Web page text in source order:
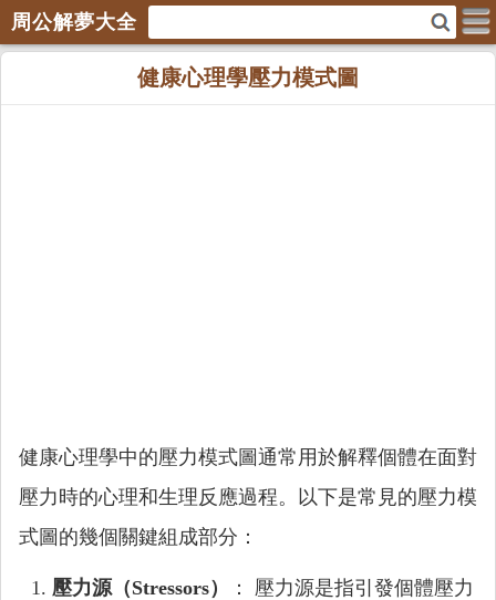
周公解夢大全
健康心理學壓力模式圖
健康心理學中的壓力模式圖通常用於解釋個體在面對
壓力時的心理和生理反應過程。以下是常見的壓力模
式圖的幾個關鍵組成部分：
壓力源（Stressors）
： 壓力源是指引發個體壓力